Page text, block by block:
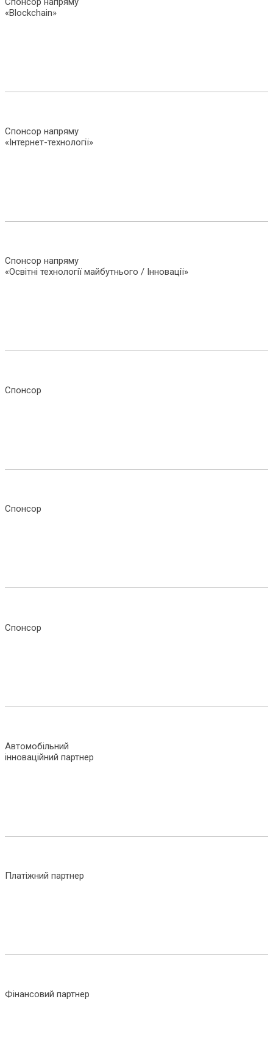
«Blockchain»
Спонсор напряму
«Інтернет-технології»
Спонсор напряму
«Освітні технології майбутнього / Інновації»
Спонсор
Спонсор
Спонсор
Автомобільний
інноваційний партнер
Платіжний партнер
Фінансовий партнер